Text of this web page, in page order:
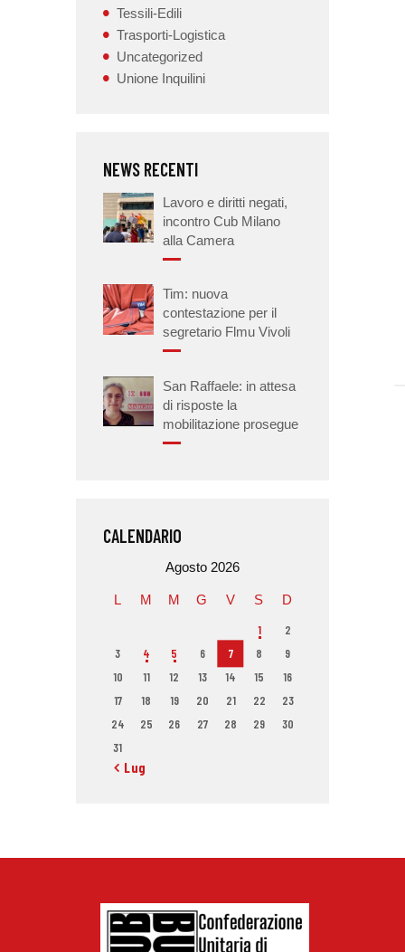
Tessili-Edili
Trasporti-Logistica
Uncategorized
Unione Inquilini
NEWS RECENTI
Lavoro e diritti negati,
incontro Cub Milano
alla Camera
Tim: nuova
contestazione per il
segretario Flmu Vivoli
San Raffaele: in attesa
di risposte la
mobilitazione prosegue
CALENDARIO
Agosto 2026
L M M G V S D
1
2
3
4 5 6 7 8
9
10
11 12 13 14 15
16
17
18 19 20 21 22
23
24
25 26 27 28 29
30
31
« Lug